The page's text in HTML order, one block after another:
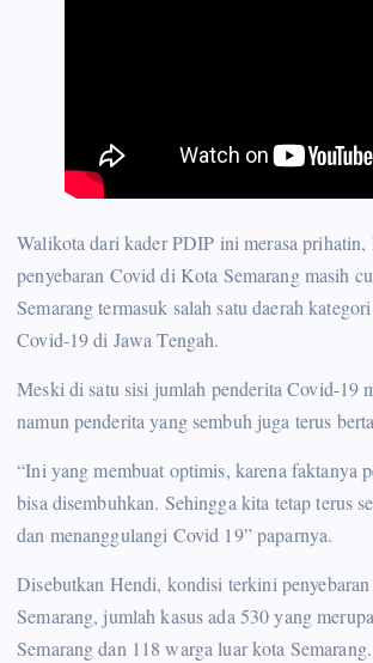
Walikota dari kader PDIP ini merasa prihatin,
penyebaran Covid di Kota Semarang masih
Semarang termasuk salah satu daerah
Covid-19 di Jawa Tengah.
Meski di satu sisi jumlah penderita Covid-19
namun penderita yang sembuh juga terus
“Ini yang membuat optimis, karena faktanya
bisa disembuhkan. Sehingga kita tetap terus
dan menanggulangi Covid 19” paparnya.
Disebutkan Hendi, kondisi terkini
Semarang, jumlah kasus ada 530 yang
Semarang dan 118 warga luar kota